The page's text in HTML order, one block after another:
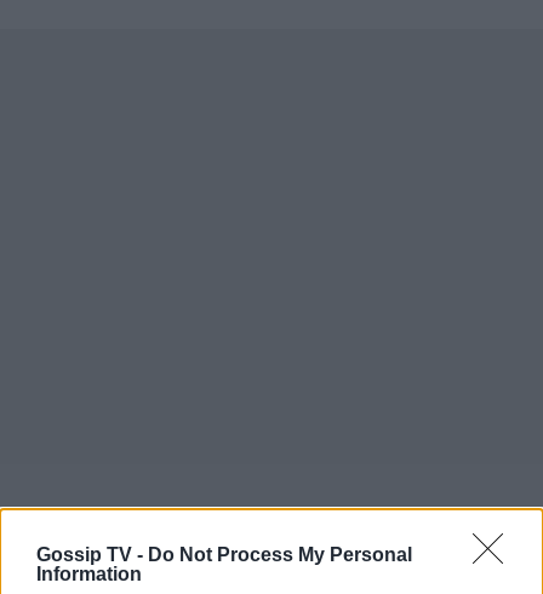
Gossip TV - Do Not Process My Personal
Information